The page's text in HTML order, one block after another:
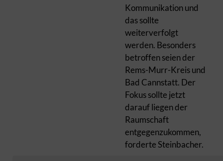
Kommunikation und
das sollte
weiterverfolgt
werden. Besonders
betroffen seien der
Rems-Murr-Kreis und
Bad Cannstatt. Der
Fokus sollte jetzt
darauf liegen der
Raumschaft
entgegenzukommen,
forderte Steinbacher.